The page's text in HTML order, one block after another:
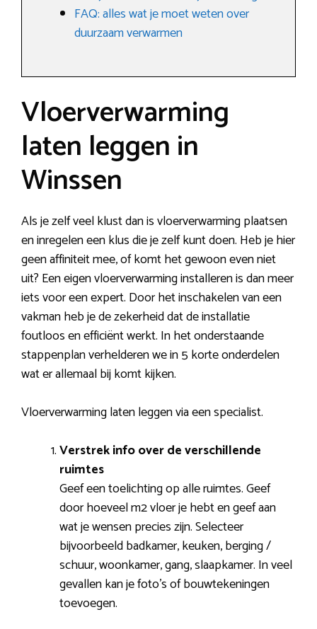
FAQ: alles wat je moet weten over
duurzaam verwarmen
Vloerverwarming
laten leggen in
Winssen
Als je zelf veel klust dan is vloerverwarming plaatsen
en inregelen een klus die je zelf kunt doen. Heb je hier
geen affiniteit mee, of komt het gewoon even niet
uit? Een eigen vloerverwarming installeren is dan meer
iets voor een expert. Door het inschakelen van een
vakman heb je de zekerheid dat de installatie
foutloos en efficiënt werkt. In het onderstaande
stappenplan verhelderen we in 5 korte onderdelen
wat er allemaal bij komt kijken.
Vloerverwarming laten leggen via een specialist.
Verstrek info over de verschillende
ruimtes
Geef een toelichting op alle ruimtes. Geef
door hoeveel m2 vloer je hebt en geef aan
wat je wensen precies zijn. Selecteer
bijvoorbeeld badkamer, keuken, berging /
schuur, woonkamer, gang, slaapkamer. In veel
gevallen kan je foto’s of bouwtekeningen
toevoegen.